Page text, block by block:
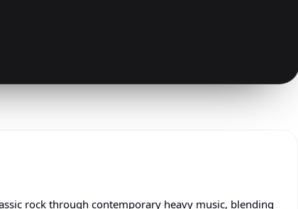
rock through contemporary heavy music, blending